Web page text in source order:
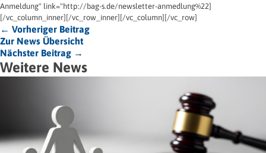
Anmeldung" link="http://bag-s.de/newsletter-anmedlung%22]
[/vc_column_inner][/vc_row_inner][/vc_column][/vc_row]
← Vorheriger Beitrag
Zur News Übersicht
Nächster Beitrag →
Weitere News